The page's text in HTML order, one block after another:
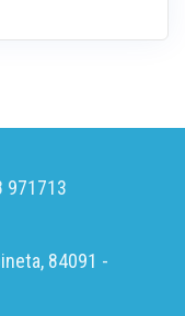
971713
84091 -